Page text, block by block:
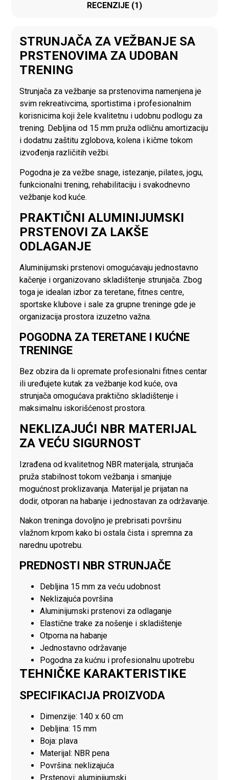
RECENZIJE (1)
STRUNJAČA ZA VEŽBANJE SA
PRSTENOVIMA ZA UDOBAN
TRENING
Strunjača za vežbanje sa prstenovima namenjena je
svim rekreativcima, sportistima i profesionalnim
korisnicima koji žele kvalitetnu i udobnu podlogu za
trening. Debljina od 15 mm pruža odličnu amortizaciju
i dodatnu zaštitu zglobova, kolena i kičme tokom
izvođenja različitih vežbi.
Pogodna je za vežbe snage, istezanje, pilates, jogu,
funkcionalni trening, rehabilitaciju i svakodnevno
vežbanje kod kuće.
PRAKTIČNI ALUMINIJUMSKI
PRSTENOVI ZA LAKŠE
ODLAGANJE
Aluminijumski prstenovi omogućavaju jednostavno
kačenje i organizovano skladištenje strunjača. Zbog
toga je idealan izbor za teretane, fitnes centre,
sportske klubove i sale za grupne treninge gde je
organizacija prostora izuzetno važna.
POGODNA ZA TERETANE I KUĆNE
TRENINGE
Bez obzira da li opremate profesionalni fitnes centar
ili uređujete kutak za vežbanje kod kuće, ova
strunjača omogućava praktično skladištenje i
maksimalnu iskorišćenost prostora.
NEKLIZAJUĆI NBR MATERIJAL
ZA VEĆU SIGURNOST
Izrađena od kvalitetnog NBR materijala, strunjača
pruža stabilnost tokom vežbanja i smanjuje
mogućnost proklizavanja. Materijal je prijatan na
dodir, otporan na habanje i jednostavan za održavanje.
Nakon treninga dovoljno je prebrisati površinu
vlažnom krpom kako bi ostala čista i spremna za
narednu upotrebu.
PREDNOSTI NBR STRUNJAČE
Debljina 15 mm za veću udobnost
Neklizajuća površina
Aluminijumski prstenovi za odlaganje
Elastične trake za nošenje i skladištenje
Otporna na habanje
Jednostavno održavanje
Pogodna za kućnu i profesionalnu upotrebu
TEHNIČKE KARAKTERISTIKE
SPECIFIKACIJA PROIZVODA
Dimenzije: 140 x 60 cm
Debljina: 15 mm
Boja: plava
Materijal: NBR pena
Površina: neklizajuća
Prstenovi: aluminijumski